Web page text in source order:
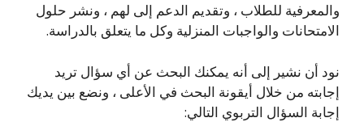
والمعرفية للطلاب ، وتقديم الدعم إلى لهم ، ونشر حلول
الامتحانات والواجبات المنزلية وكل ما يتعلق بالدراسة.
نود أن نشير إلى أنه يمكنك البحث عن أي سؤال تريد
إجابته من خلال أيقونة البحث في الأعلى ، ونضع بين يديك
إجابة السؤال التربوي التالي: